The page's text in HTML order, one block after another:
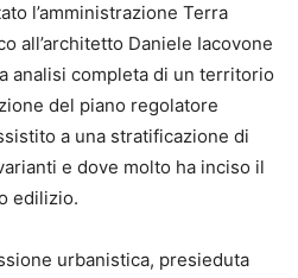
l’amministrazione Terra
all’architetto Daniele Iacovone
analisi completa di un territorio
del piano regolatore
a una stratificazione di
e dove molto ha inciso il
edilizio.
urbanistica, presieduta